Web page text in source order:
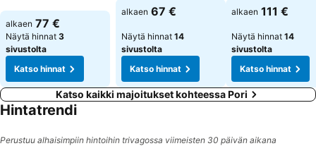
Katso hinnat
alkaen 77 €
Näytä hinnat 3
sivustolta
Katso hinnat
Katso hinnat
alkaen 67 €
Näytä hinnat 14
sivustolta
Katso hinnat
Katso hinnat
alkaen 111 €
Näytä hinnat 14
sivustolta
Katso hinnat
Katso kaikki majoitukset kohteessa Pori
Hintatrendi
Perustuu alhaisimpiin hintoihin trivagossa viimeisten 30 päivän aikana